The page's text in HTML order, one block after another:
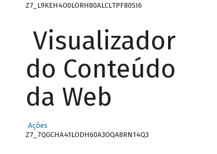
Z7_L9KEH4O0LORH80ALCLTPF80SI6
Visualizador
do Conteúdo
da Web
Ações
Z7_7QGCHA41LODH60A3OQA8RN14Q3